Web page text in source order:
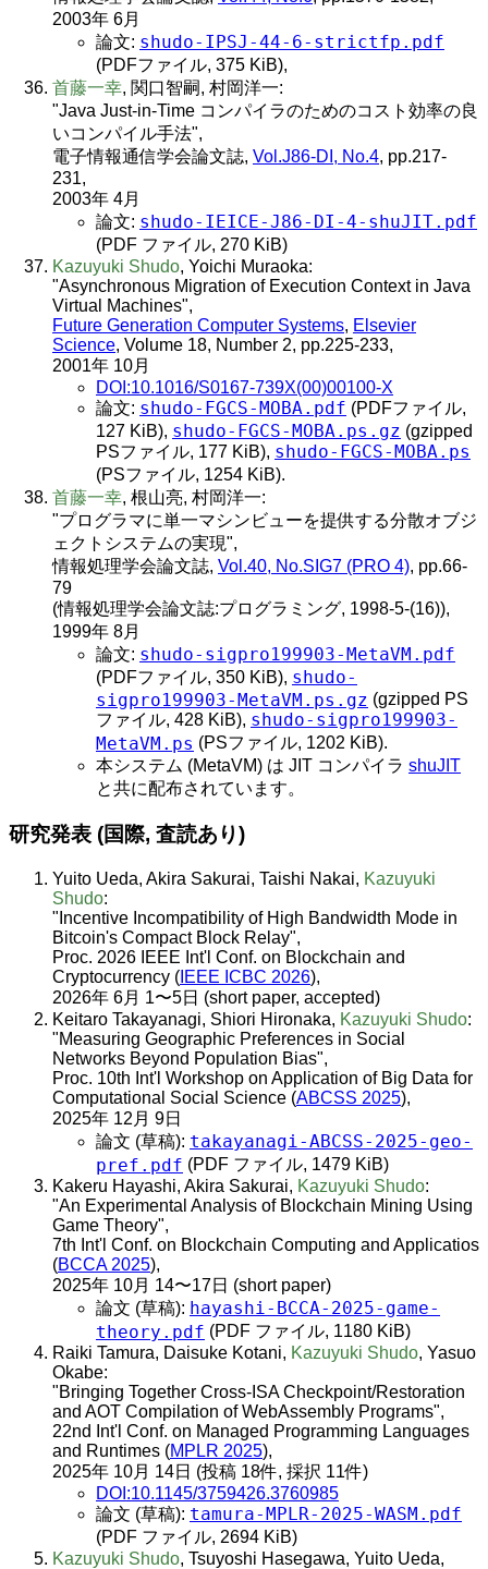
2003年 6月
論文: shudo-IPSJ-44-6-strictfp.pdf
(PDFファイル, 375 KiB),
首藤一幸, 関口智嗣, 村岡洋一:
"Java Just-in-Time コンパイラのためのコスト効率の良
いコンパイル手法",
電子情報通信学会論文誌, Vol.J86-DI, No.4, pp.217-
231,
2003年 4月
論文: shudo-IEICE-J86-DI-4-shuJIT.pdf
(PDF ファイル, 270 KiB)
Kazuyuki Shudo, Yoichi Muraoka:
"Asynchronous Migration of Execution Context in Java
Virtual Machines",
Future Generation Computer Systems, Elsevier
Science, Volume 18, Number 2, pp.225-233,
2001年 10月
DOI:10.1016/S0167-739X(00)00100-X
論文: shudo-FGCS-MOBA.pdf (PDFファイル,
127 KiB), shudo-FGCS-MOBA.ps.gz (gzipped
PSファイル, 177 KiB), shudo-FGCS-MOBA.ps
(PSファイル, 1254 KiB).
首藤一幸, 根山亮, 村岡洋一:
"プログラマに単一マシンビューを提供する分散オブジ
ェクトシステムの実現",
情報処理学会論文誌, Vol.40, No.SIG7 (PRO 4), pp.66-
79
(情報処理学会論文誌:プログラミング, 1998-5-(16)),
1999年 8月
論文: shudo-sigpro199903-MetaVM.pdf
(PDFファイル, 350 KiB), shudo-
sigpro199903-MetaVM.ps.gz (gzipped PS
ファイル, 428 KiB), shudo-sigpro199903-
MetaVM.ps (PSファイル, 1202 KiB).
本システム (MetaVM) は JIT コンパイラ shuJIT
と共に配布されています。
研究発表 (国際, 査読あり)
Yuito Ueda, Akira Sakurai, Taishi Nakai, Kazuyuki
Shudo:
"Incentive Incompatibility of High Bandwidth Mode in
Bitcoin's Compact Block Relay",
Proc. 2026 IEEE Int'l Conf. on Blockchain and
Cryptocurrency ( IEEE ICBC 2026),
2026年 6月 1〜5日 (short paper, accepted)
Keitaro Takayanagi, Shiori Hironaka, Kazuyuki Shudo:
"Measuring Geographic Preferences in Social
Networks Beyond Population Bias",
Proc. 10th Int'l Workshop on Application of Big Data for
Computational Social Science (ABCSS 2025),
2025年 12月 9日
論文 (草稿): takayanagi-ABCSS-2025-geo-
pref.pdf (PDF ファイル, 1479 KiB)
Kakeru Hayashi, Akira Sakurai, Kazuyuki Shudo:
"An Experimental Analysis of Blockchain Mining Using
Game Theory",
7th Int'l Conf. on Blockchain Computing and Applicatios
(BCCA 2025),
2025年 10月 14〜17日 (short paper)
論文 (草稿): hayashi-BCCA-2025-game-
theory.pdf (PDF ファイル, 1180 KiB)
Raiki Tamura, Daisuke Kotani, Kazuyuki Shudo, Yasuo
Okabe:
"Bringing Together Cross-ISA Checkpoint/Restoration
and AOT Compilation of WebAssembly Programs",
22nd Int'l Conf. on Managed Programming Languages
and Runtimes (MPLR 2025),
2025年 10月 14日 (投稿 18件, 採択 11件)
DOI:10.1145/3759426.3760985
論文 (草稿): tamura-MPLR-2025-WASM.pdf
(PDF ファイル, 2694 KiB)
Kazuyuki Shudo, Tsuyoshi Hasegawa, Yuito Ueda,